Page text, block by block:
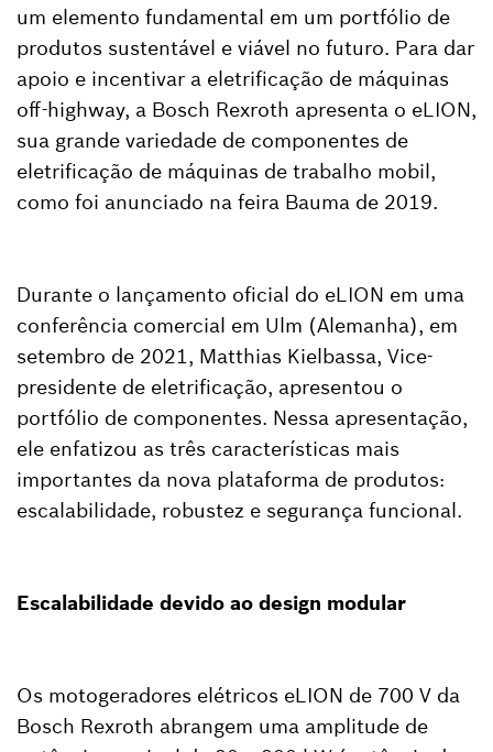
um elemento fundamental em um portfólio de
produtos sustentável e viável no futuro. Para dar
apoio e incentivar a eletrificação de máquinas
off-highway, a Bosch Rexroth apresenta o eLION,
sua grande variedade de componentes de
eletrificação de máquinas de trabalho mobil,
como foi anunciado na feira Bauma de 2019.
Durante o lançamento oficial do eLION em uma
conferência comercial em Ulm (Alemanha), em
setembro de 2021, Matthias Kielbassa, Vice-
presidente de eletrificação, apresentou o
portfólio de componentes. Nessa apresentação,
ele enfatizou as três características mais
importantes da nova plataforma de produtos:
escalabilidade, robustez e segurança funcional.
Escalabilidade devido ao design modular
Os motogeradores elétricos eLION de 700 V da
Bosch Rexroth abrangem uma amplitude de